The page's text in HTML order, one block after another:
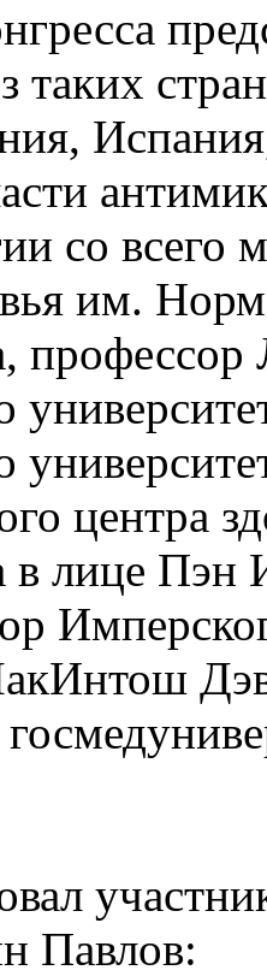
таких
со всего
им.
центра
в лице
Павлов: